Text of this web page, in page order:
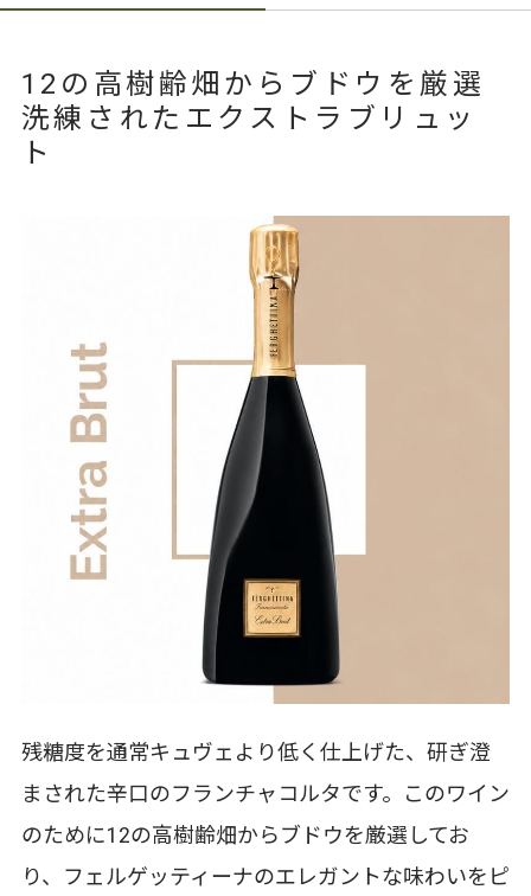
12の高樹齢畑からブドウを厳選
洗練されたエクストラブリュッ
ト
残糖度を通常キュヴェより低く仕上げた、研ぎ澄
まされた辛口のフランチャコルタです。このワイン
のために12の高樹齢畑からブドウを厳選してお
り、フェルゲッティーナのエレガントな味わいをピ